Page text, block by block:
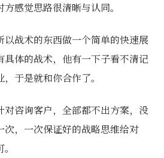
感觉思路很清晰与认同。
以战术的东西做一个简单的快速展
具体的战术，他有一下子看不清记
于是就和你合作了。
对咨询客户，全部都不出方案，没
次，一次保证好的战略思维给对